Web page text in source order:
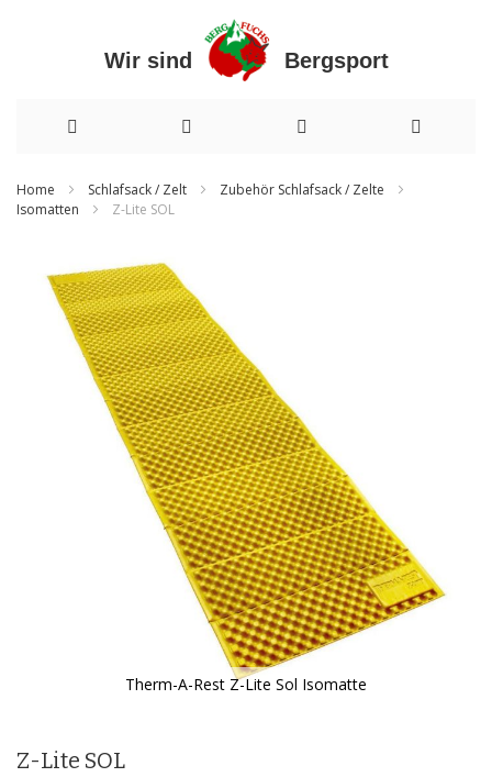
Wir sind Bergsport
zum
Home Schlafsack / Zelt
Zubehör Schlafsack / Zelte
Isomatten
Z-Lite SOL
Ende
Bildergalerie
springen
Therm-A-Rest Z-Lite Sol Isomatte
der
Z-Lite SOL